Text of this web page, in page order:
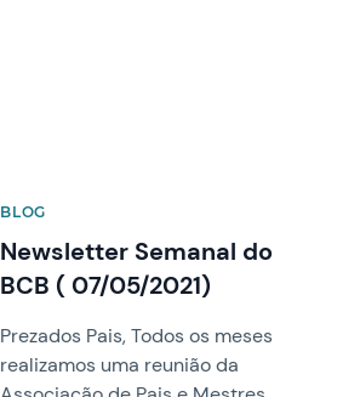
BLOG
Newsletter Semanal do
BCB ( 07/05/2021)
Prezados Pais, Todos os meses
realizamos uma reunião da